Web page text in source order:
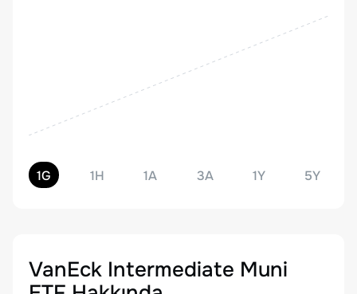
1G 1H 1A 3A 1Y 5Y
VanEck Intermediate Muni